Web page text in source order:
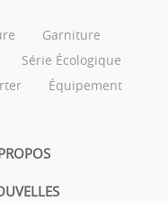
Garniture
Série Écologique
Équipement